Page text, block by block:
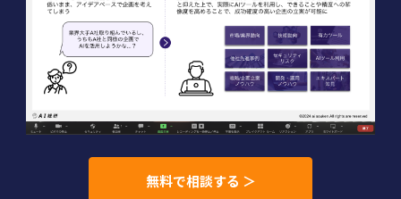
無料で相談する ＞